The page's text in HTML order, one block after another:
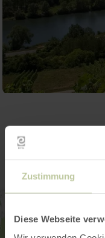
Zustimmung
Diese Webseite